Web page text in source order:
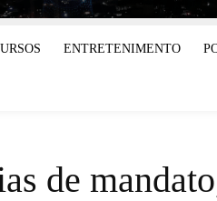
ENTRETENIMENTO
de